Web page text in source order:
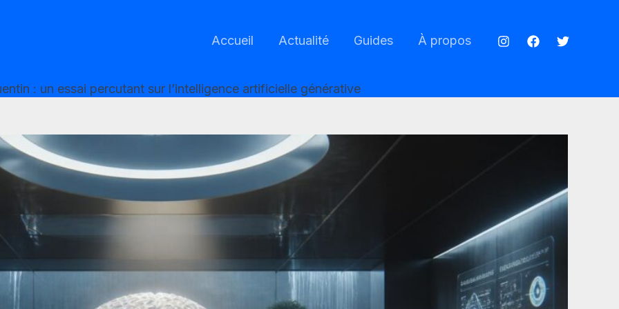
Accueil Actualité Guides À propos
: un essai percutant sur l’intelligence artificielle générative